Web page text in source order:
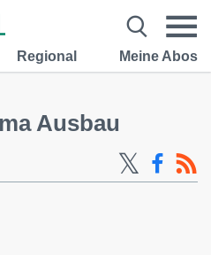
Regional Meine Abos
Ausbau